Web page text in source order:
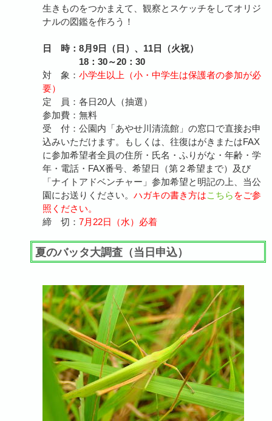
生きものをつかまえて、観察とスケッチをしてオリジ
ナルの図鑑を作ろう！
日 時：8月9日（日）、11日（火祝）
18：30～20：30
対 象： 小学生以上（小・中学生は保護者の参加が必
要）
定 員：各日20人（抽選）
参加費：無料
受 付：公園内「あやせ川清流館」の窓口で直接お申
込みいただけます。もしくは、往復はがきまたはFAX
に参加希望者全員の住所・氏名・ふりがな・年齢・学
年・電話・FAX番号、希望日（第２希望まで）及び
「ナイトアドベンチャー」参加希望と明記の上、当公
園にお送りください。 ハガキの書き方はこちら をご参
照ください。
締 切： 7月22日（水）必着
夏のバッタ大調査（当日申込）